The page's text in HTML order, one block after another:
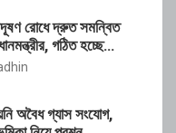
রোধে দ্রুত সমন্বিত
গঠিত হচ্ছে
অবৈধ গ্যাস সংযোগ,